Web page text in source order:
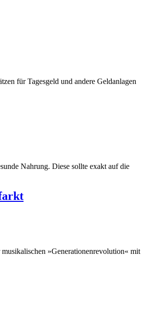
für Tagesgeld und andere Geldanlagen
Nahrung. Diese sollte exakt auf die
»Generationenrevolution« mit